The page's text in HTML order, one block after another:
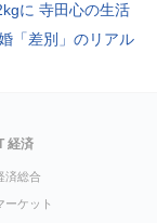
に 寺田心の生活
「差別」のリアル
経済
済総合
ーケット